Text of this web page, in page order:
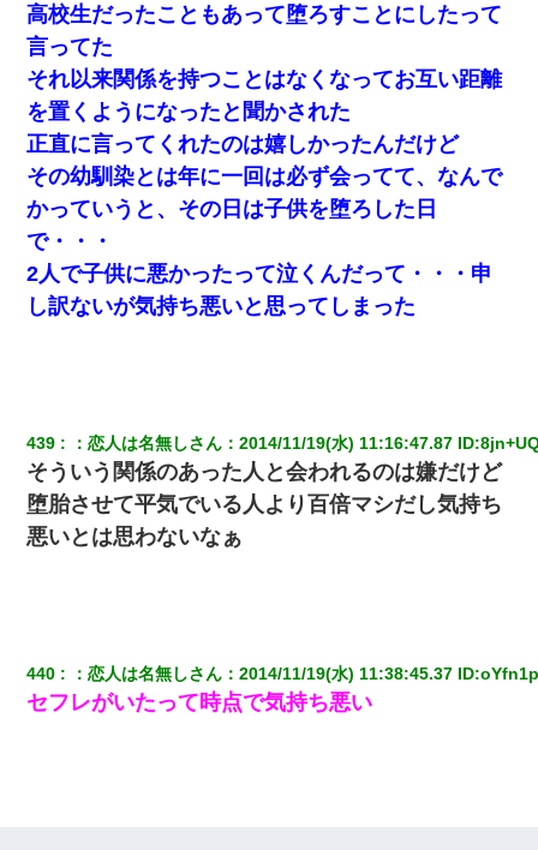
高校生だったこともあって堕ろすことにしたって
言ってた
それ以来関係を持つことはなくなってお互い距離
を置くようになったと聞かされた
正直に言ってくれたのは嬉しかったんだけど
その幼馴染とは年に一回は必ず会ってて、なんで
かっていうと、その日は子供を堕ろした日
で・・・
2人で子供に悪かったって泣くんだって・・・申
し訳ないが気持ち悪いと思ってしまった
439 ：恋人は名無しさん ：2014/11/19(水) 11:16:47.87 ID:
そういう関係のあった人と会われるのは嫌だけど
堕胎させて平気でいる人より百倍マシだし気持ち
悪いとは思わないなぁ
440 ：恋人は名無しさん ：2014/11/19(水) 11:38:45.37 ID:
セフレがいたって時点で気持ち悪い